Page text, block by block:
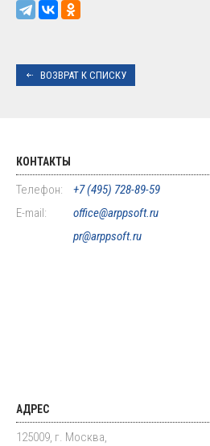
ВОЗВРАТ К СПИСКУ
КОНТАКТЫ
Телефон:
+7 (495) 728-89-59
E-mail:
office@arppsoft.ru
pr@arppsoft.ru
АДРЕС
125009, г. Москва,